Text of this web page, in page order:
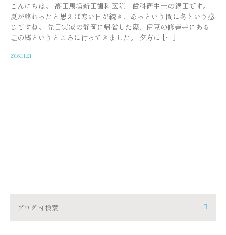
こんにちは。 高田馬場新田歯科医院 歯科衛生士の鍋田です。
夏が終わったと思えば寒い日が続き、あっという間に冬という感
じですね。 先日実家の静岡に帰省した際、伊豆の修善寺にある
虹の郷というところに行ってきました。 夕方に […]
2016.11.21